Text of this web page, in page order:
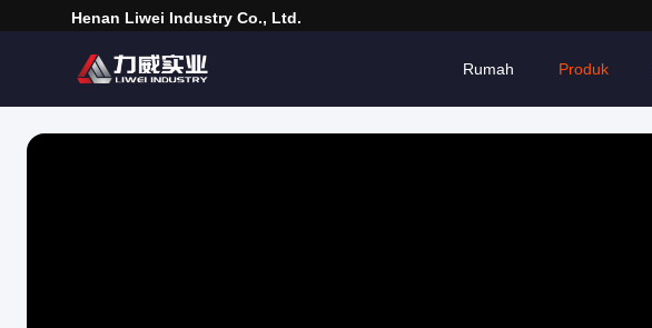
Henan Liwei Industry Co., Ltd.
Rumah Produk